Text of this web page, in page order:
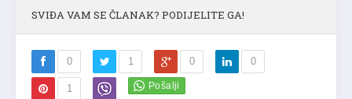
SVIĐA VAM SE ČLANAK? PODIJELITE GA!
0 1 0 0
1